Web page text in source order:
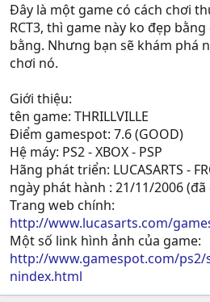
Đây là một game có cách chơi
RCT3, thì game này ko đẹp
bằng. Nhưng bạn sẽ khám phá
chơi nó.
Giới thiệu:
tên game: THRILLVILLE
Điểm gamespot: 7.6 (GOOD)
Hệ máy: PS2 - XBOX - PSP
Hãng phát triển: LUCASARTS -
ngày phát hành : 21/11/2006
Trang web chính:
http://www.lucasarts.com/
Một số link hình ảnh của game:
http://www.gamespot.com/
nindex.html